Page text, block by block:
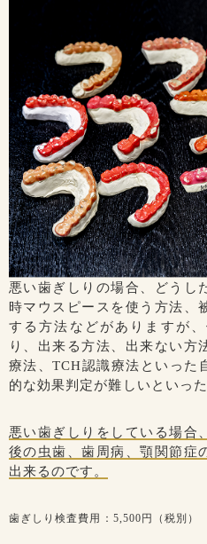
悪い歯ぎしりの場合、どうし
時マウスピースを使う方法、
する方法などがありますが
り、出来る方法、出来ない方
療法、TCH認識療法といった
的な効果判定が難しいといっ
悪い歯ぎしりをしている場合
後の虫歯、歯周病、顎関節症
出来るのです。
歯ぎしり検査費用：5,500円（税別）